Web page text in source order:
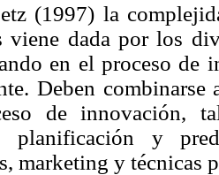
(1997) la
viene dada por los
en el proceso de
Deben
de innovación,
planificación y
marketing y técnicas